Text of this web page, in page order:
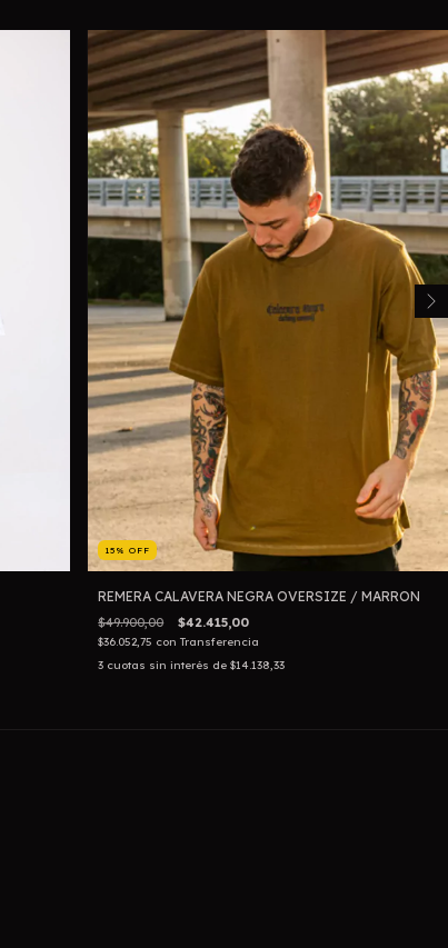
15 %OFF
REMERA CALAVERA NEGRA OVERSIZE / MARRON
$49.900,00 $42.415,00
$36.052,75 con Transferencia
3 cuotas sin interés de$14.138,33